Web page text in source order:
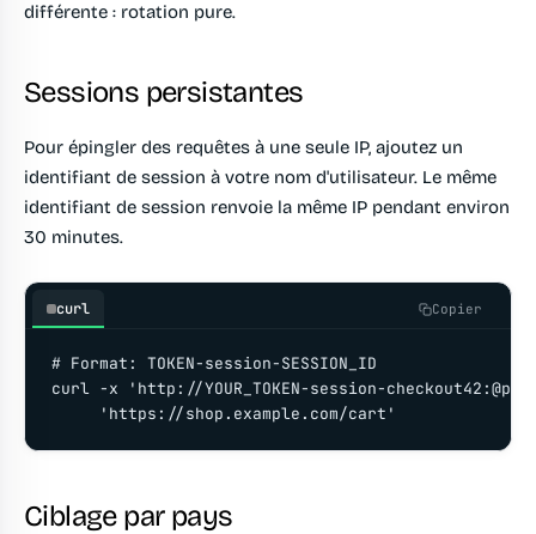
différente : rotation pure.
Sessions persistantes
Pour épingler des requêtes à une seule IP, ajoutez un
identifiant de session à votre nom d'utilisateur. Le même
identifiant de session renvoie la même IP pendant environ
30 minutes.
curl Copier
# Format: TOKEN-session-SESSION_ID
curl -x 'http://YOUR_TOKEN-session-
     'https://shop.example.com/cart'
Ciblage par pays